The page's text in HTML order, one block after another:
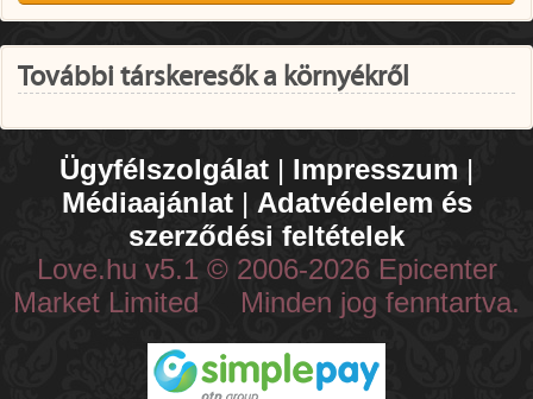
További társkeresők a környékről
Ügyfélszolgálat | Impresszum |
Médiaajánlat| Adatvédelem és
szerződési feltételek
Love.hu v5.1 © 2006-2026 Epicenter
Market Limited Minden jog fenntartva.